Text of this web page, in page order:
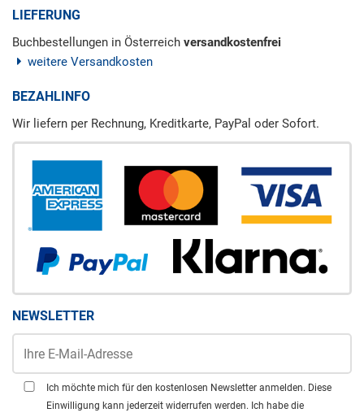
LIEFERUNG
Buchbestellungen in Österreich versandkostenfrei
weitere Versandkosten
BEZAHLINFO
Wir liefern per Rechnung, Kreditkarte, PayPal oder Sofort.
NEWSLETTER
Ich möchte mich für den kostenlosen Newsletter anmelden. Diese
Einwilligung kann jederzeit widerrufen werden. Ich habe die